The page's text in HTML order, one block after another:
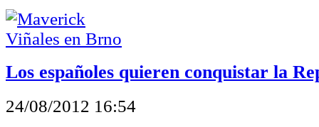
Los españoles quieren conquistar la
24/08/2012 16:54